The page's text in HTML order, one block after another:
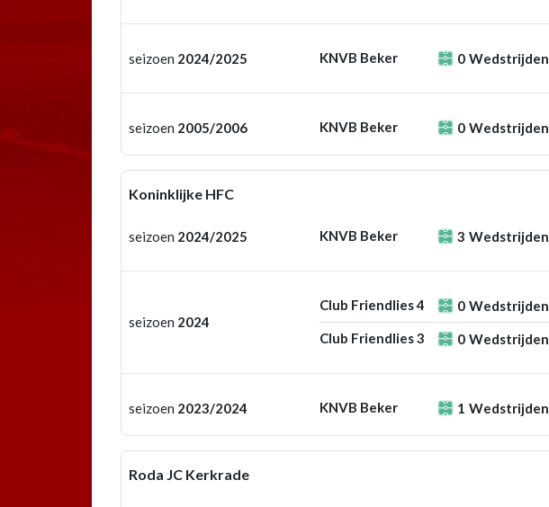
seizoen 2024/2025 KNVB Beker 0 Wedstrijden
seizoen 2005/2006 KNVB Beker 0 Wedstrijden
Koninklijke HFC
seizoen 2024/2025 KNVB Beker 3 Wedstrijden
seizoen 2024
Club Friendlies 4 0 Wedstrijden
Club Friendlies 3 0 Wedstrijden
seizoen 2023/2024 KNVB Beker 1 Wedstrijden
Roda JC Kerkrade